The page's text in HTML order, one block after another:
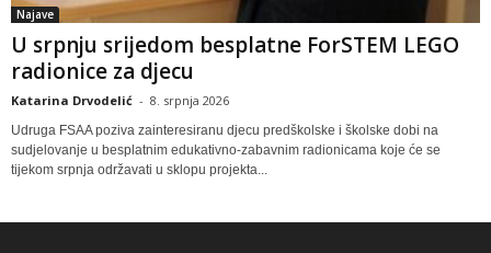
Najave
U srpnju srijedom besplatne ForSTEM LEGO
radionice za djecu
Katarina Drvodelić - 8. srpnja 2026
Udruga FSAA poziva zainteresiranu djecu predškolske i školske dobi na
sudjelovanje u besplatnim edukativno-zabavnim radionicama koje će se
tijekom srpnja održavati u sklopu projekta...